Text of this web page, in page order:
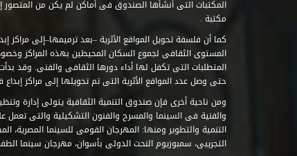
مكتبة .
كما أن فلسفة تحويل المواقع الأثرية –بعد ترميمها–إلى مراكز
المستوى الثقافى لجموع السكان المحيطين بهذه المراكز
حتى وصل عدد المواقع الأثرية التى تم تحويلها إلى مراكز إبداع فنى
ومن ناحية أخرى فإن صندوق التنمية الثقافية يتولى إدارة
والفنية فى السينما والمسرح والفنون التشكيلية والتى
التنمية والتطوير ومنها: المهرجان القومى للسينما المصرية،
التجريبى، سمبوزيوم النحت الدولى بأسوان، مهرجان سينما